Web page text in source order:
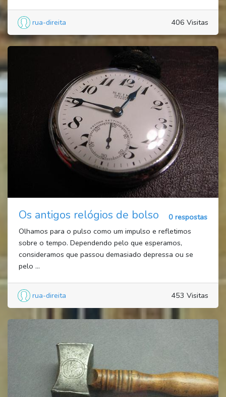
rua-direita 406 Visitas
Os antigos relógios de bolso
0 respostas
Olhamos para o pulso como um impulso e refletimos
sobre o tempo. Dependendo pelo que esperamos,
consideramos que passou demasiado depressa ou se
pelo ...
rua-direita 453 Visitas